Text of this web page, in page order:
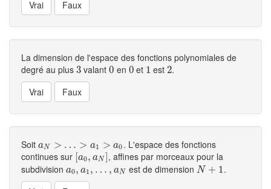
La dimension de l'espace des fonctions polynomiales de
degré au plus 3
3 valant0
0 en 0
0et 1
1 est 2
2.
Soit aN > … > a1 > a0
aN> … > a 1 >a 0
. L'espace des fonctions
continues sur [a0, aN ]
[a0,aN] , affines par morceaux pour la
subdivision a0, a1 , … , aN
a0, a1, … ,aN est de dimension N + 1
N+ 1 .